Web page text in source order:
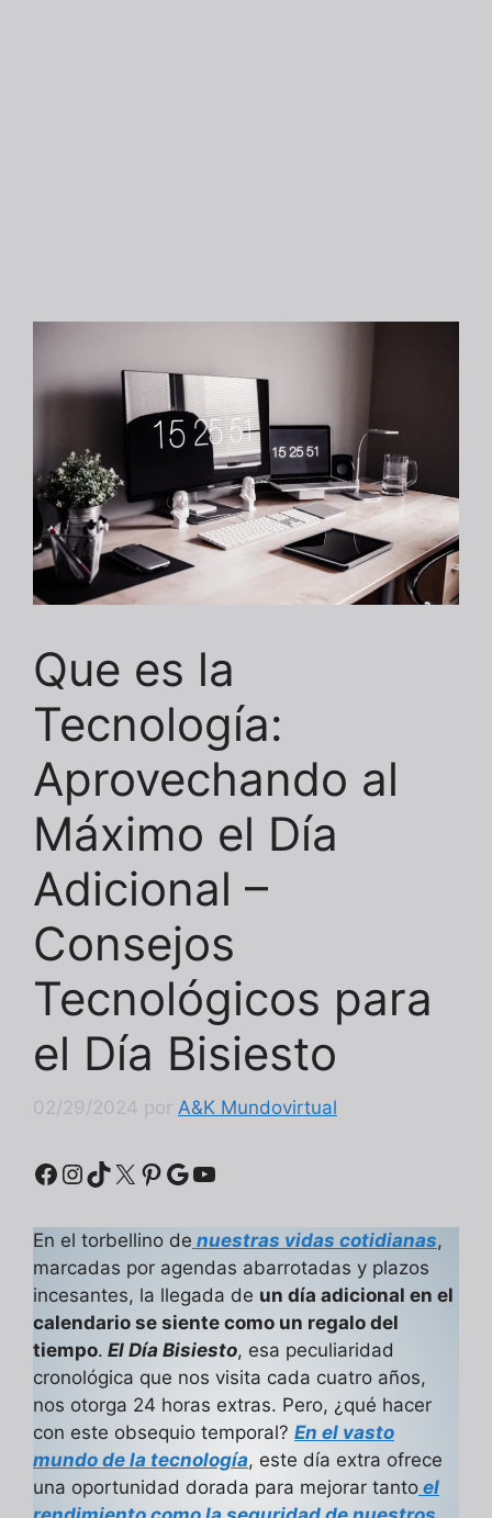
Que es la
Tecnología:
Aprovechando al
Máximo el Día
Adicional –
Consejos
Tecnológicos para
el Día Bisiesto
02/29/2024 por A&K Mundovirtual
Facebook
Instagram
TikTok
X Pinterest
Google
YouTube
En el torbellino de nuestras vidas cotidianas,
marcadas por agendas abarrotadas y plazos
incesantes, la llegada de un día adicional en el
calendario se siente como un regalo del
tiempo. El Día Bisiesto, esa peculiaridad
cronológica que nos visita cada cuatro años,
nos otorga 24 horas extras. Pero, ¿qué hacer
con este obsequio temporal? En el vasto
mundo de la tecnología, este día extra ofrece
una oportunidad dorada para mejorar tanto el